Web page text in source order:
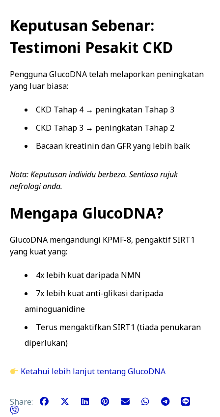
Keputusan Sebenar:
Testimoni Pesakit CKD
Pengguna GlucoDNA telah melaporkan peningkatan
yang luar biasa:
CKD Tahap 4 → peningkatan Tahap 3
CKD Tahap 3 → peningkatan Tahap 2
Bacaan kreatinin dan GFR yang lebih baik
Nota: Keputusan individu berbeza. Sentiasa rujuk
nefrologi anda.
Mengapa GlucoDNA?
GlucoDNA mengandungi KPMF-8, pengaktif SIRT1
yang kuat yang:
4x lebih kuat daripada NMN
7x lebih kuat anti-glikasi daripada
aminoguanidine
Terus mengaktifkan SIRT1 (tiada penukaran
diperlukan)
Ketahui lebih lanjut tentang GlucoDNA
Share: